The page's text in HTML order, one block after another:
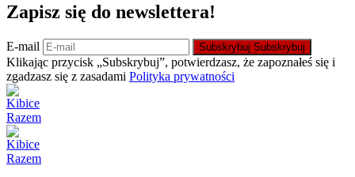
Zapisz się do newslettera!
E-mail Subskrybuj Subskrybuj
Klikając przycisk „Subskrybuj”, potwierdzasz, że zapoznałeś się i
zgadzasz się z zasadami Polityka prywatności